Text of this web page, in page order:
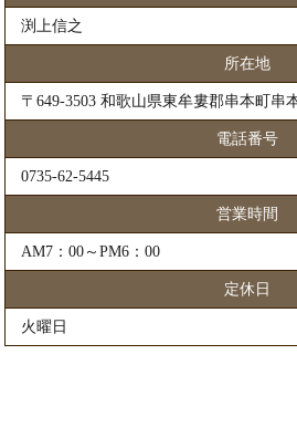
渕上信之
所在地
〒649-3503 和歌山県東牟婁郡串本町串
電話番号
0735-62-5445
営業時間
AM7：00～PM6：00
定休日
火曜日